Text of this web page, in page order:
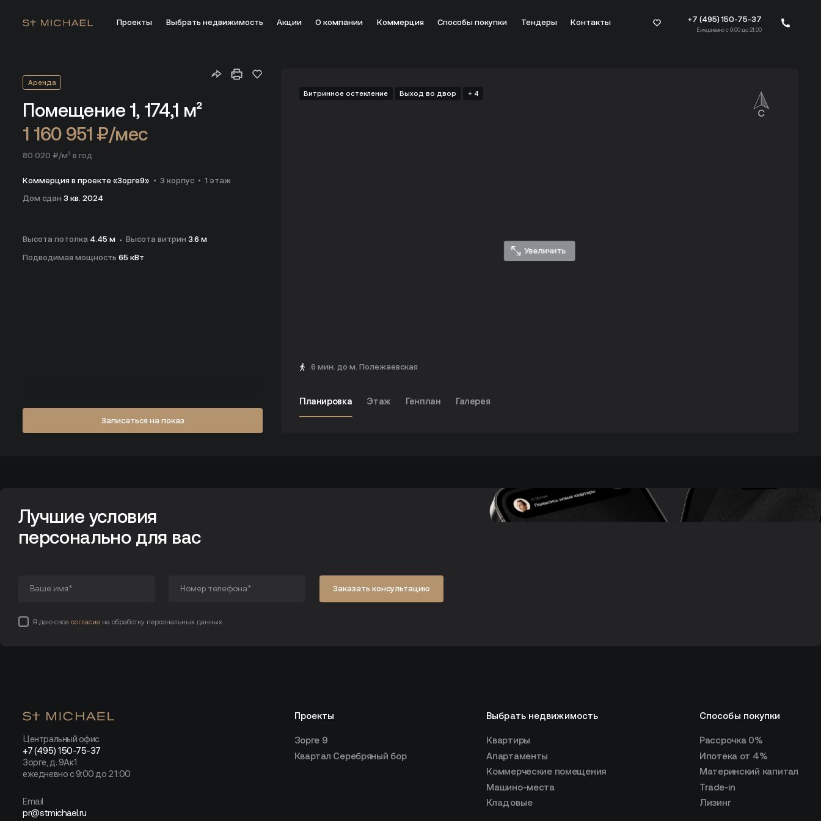
Проекты Выбрать недвижимость Акции О компании Коммерция Способы покупки Тендеры Контакты +7 (495) 150-75-37
Ежедневно с 9:00 до 21:00
Аренда
Помещение 1, 174,1 м²
1 160 951 ₽/мес
80 020 ₽/м² в год
Коммерция в проекте «Зорге9» 3 корпус
1 этаж
Дом сдан3 кв. 2024
Высота потолка 4.45 м Высота витрин3.6 м
Подводимая мощность65 кВт
Записаться на показ
Витринное остекление Выход во двор + 4
Увеличить
Планировка Этаж Генплан Галерея
Полежаевская
6 мин.до м.
Лучшие условия персонально для вас
Лучшие условия
персонально для вас
Заказать консультацию
Я даю своесогласие на обработку персональных данных
Центральный офис
+7 (495) 150-75-37
Зорге, д. 9Ак1
ежедневно с 9:00 до 21:00
Email
pr@stmichael.ru
Проекты
Зорге 9
Квартал Серебряный бор
Выбрать недвижимость
Квартиры
Апартаменты
Коммерческие помещения
Машино-места
Кладовые
Способы покупки
Рассрочка 0%
Ипотека от 4%
Материнский капитал
Trade-in
Лизинг